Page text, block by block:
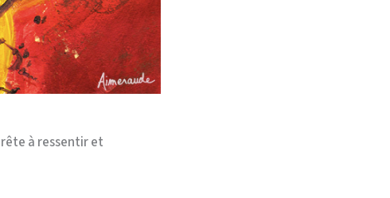
à ressentir et